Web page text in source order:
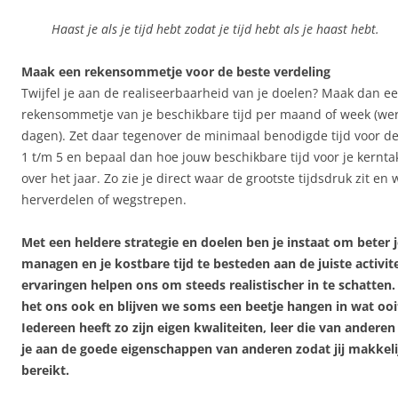
Haast je als je tijd hebt zodat je tijd hebt als je haast hebt.
Maak een rekensommetje voor de beste verdeling
Twijfel je aan de realiseerbaarheid van je doelen? Maak dan
rekensommetje van je beschikbare tijd per maand of week
dagen). Zet daar tegenover de minimaal benodigde tijd voor
1 t/m 5 en bepaal dan hoe jouw beschikbare tijd voor je
over het jaar. Zo zie je direct waar de grootste tijdsdruk zit en
herverdelen of wegstrepen.
Met een heldere strategie en doelen ben je instaat om beter
managen en je kostbare tijd te besteden aan de juiste
ervaringen helpen ons om steeds realistischer in te
het ons ook en blijven we soms een beetje hangen in wat
Iedereen heeft zo zijn eigen kwaliteiten, leer die van
je aan de goede eigenschappen van anderen zodat jij
bereikt.